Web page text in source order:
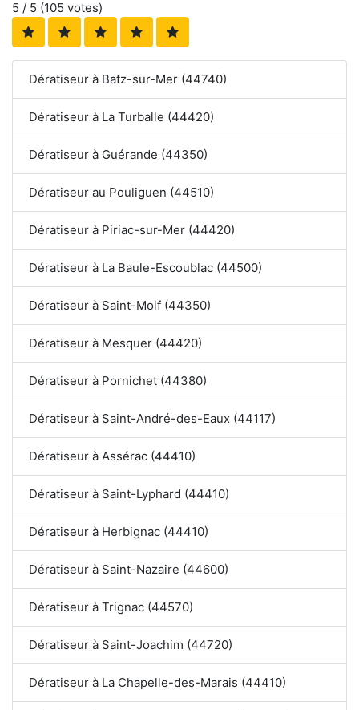
5 / 5 (105 votes)
Dératiseur à Batz-sur-Mer (44740)
Dératiseur à La Turballe (44420)
Dératiseur à Guérande (44350)
Dératiseur au Pouliguen (44510)
Dératiseur à Piriac-sur-Mer (44420)
Dératiseur à La Baule-Escoublac (44500)
Dératiseur à Saint-Molf (44350)
Dératiseur à Mesquer (44420)
Dératiseur à Pornichet (44380)
Dératiseur à Saint-André-des-Eaux (44117)
Dératiseur à Assérac (44410)
Dératiseur à Saint-Lyphard (44410)
Dératiseur à Herbignac (44410)
Dératiseur à Saint-Nazaire (44600)
Dératiseur à Trignac (44570)
Dératiseur à Saint-Joachim (44720)
Dératiseur à La Chapelle-des-Marais (44410)